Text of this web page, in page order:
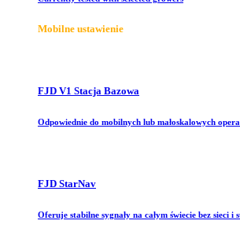
Mobilne ustawienie
FJD V1 Stacja Bazowa
Odpowiednie do mobilnych lub małoskalowych
FJD StarNav
Oferuje stabilne sygnały na całym świecie bez sieci i